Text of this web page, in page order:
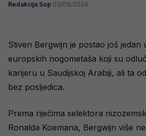
Redakcija Sop·03/09/2024
Stiven Bergwijn je postao još
europskih nogometaša koji su
karijeru u Saudijskoj Arabiji, ali ta
bez posljedica.
Prema riječima selektora
Ronalda Koemana, Bergwijn više